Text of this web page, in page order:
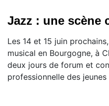
Jazz : une scène
Les 14 et 15 juin
musical en Bourgogne, à
deux jours de forum et
professionnelle des